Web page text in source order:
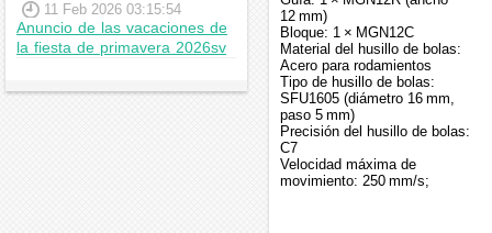
11 Feb 2026 03:15:54
Anuncio de las vacaciones de
la fiesta de primavera 2026sv
12 mm)
Bloque: 1 × MGN12C
Material del husillo de bolas:
Acero para rodamientos
Tipo de husillo de bolas:
SFU1605 (diámetro 16 mm,
paso 5 mm)
Precisión del husillo de bolas:
C7
Velocidad máxima de
movimiento: 250 mm/s;